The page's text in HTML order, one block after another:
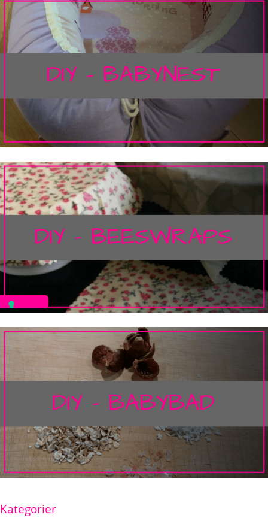
Kategorier